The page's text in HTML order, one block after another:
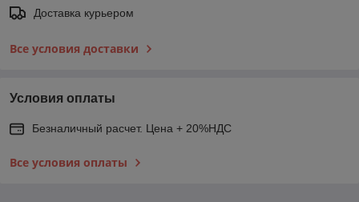
Доставка курьером
Все условия доставки
Условия оплаты
Безналичный расчет. Цена + 20%НДС
Все условия оплаты